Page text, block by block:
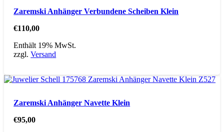
Zaremski Anhänger Verbundene Scheiben Klein
€110,00
Enthält 19% MwSt.
zzgl.Versand
Zaremski Anhänger Navette Klein
€95,00